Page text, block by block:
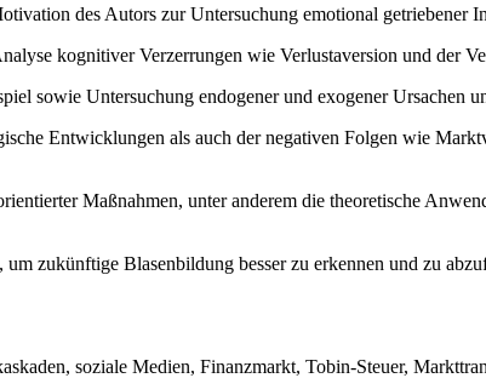
des Autors zur Untersuchung emotional getriebener
kognitiver Verzerrungen wie Verlustaversion und der
sowie Untersuchung endogener und exogener Ursachen
Entwicklungen als auch der negativen Folgen wie
Maßnahmen, unter anderem die theoretische
zukünftige Blasenbildung besser zu erkennen und zu
soziale Medien, Finanzmarkt, Tobin-Steuer,